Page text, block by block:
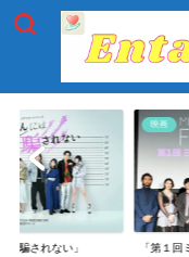
は騙されない」
映画
「第１